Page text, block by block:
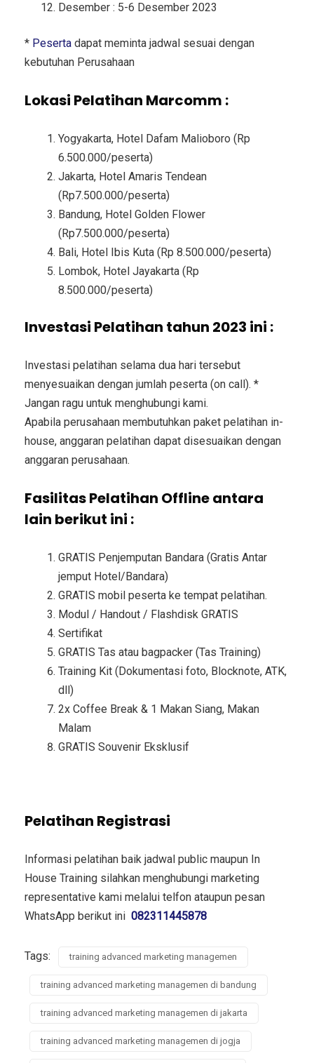
Desember : 5-6 Desember 2023
* Peserta dapat meminta jadwal sesuai dengan
kebutuhan Perusahaan
Lokasi Pelatihan Marcomm :
Yogyakarta, Hotel Dafam Malioboro (Rp
6.500.000/peserta)
Jakarta, Hotel Amaris Tendean
(Rp7.500.000/peserta)
Bandung, Hotel Golden Flower
(Rp7.500.000/peserta)
Bali, Hotel Ibis Kuta (Rp 8.500.000/peserta)
Lombok, Hotel Jayakarta (Rp
8.500.000/peserta)
Investasi Pelatihan tahun 2023 ini :
Investasi pelatihan selama dua hari tersebut
menyesuaikan dengan jumlah peserta (on call). *
Jangan ragu untuk menghubungi kami.
Apabila perusahaan membutuhkan paket pelatihan in-
house, anggaran pelatihan dapat disesuaikan dengan
anggaran perusahaan.
Fasilitas Pelatihan Offline antara
lain berikut ini :
GRATIS Penjemputan Bandara (Gratis Antar
jemput Hotel/Bandara)
GRATIS mobil peserta ke tempat pelatihan.
Modul / Handout / Flashdisk GRATIS
Sertifikat
GRATIS Tas atau bagpacker (Tas Training)
Training Kit (Dokumentasi foto, Blocknote, ATK,
dll)
2x Coffee Break & 1 Makan Siang, Makan
Malam
GRATIS Souvenir Eksklusif
Pelatihan Registrasi
Informasi pelatihan baik jadwal public maupun In
House Training silahkan menghubungi marketing
representative kami melalui telfon ataupun pesan
WhatsApp berikut ini 082311445878
Tags: training advanced marketing managemen
training advanced marketing managemen di bandung
training advanced marketing managemen di jakarta
training advanced marketing managemen di jogja